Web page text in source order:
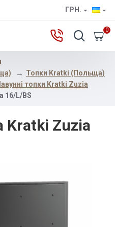
ГРН.
0
Топки Kratki (Польща)
топки Kratki Zuzia
16/L/BS
Kratki Zuzia